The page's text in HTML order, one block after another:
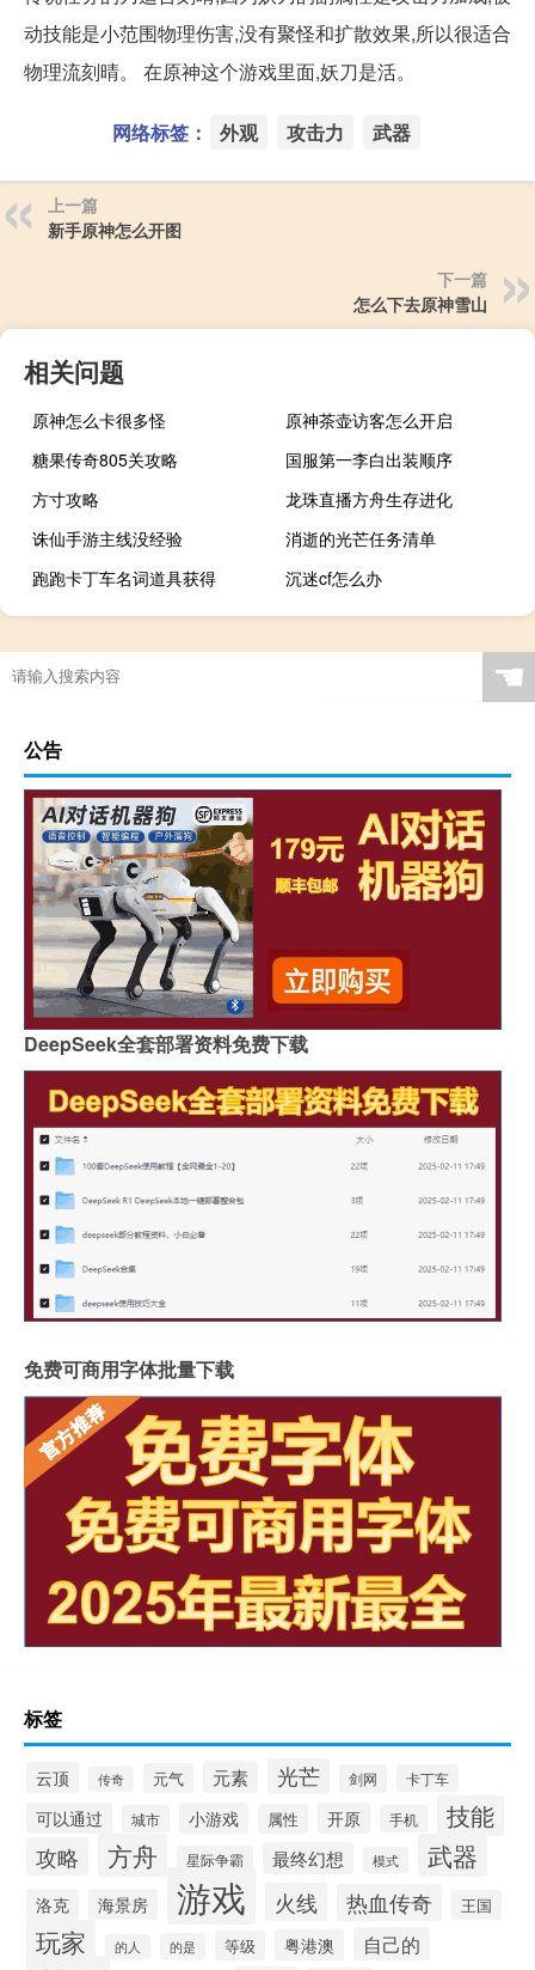
动技能是小范围物理伤害,没有聚怪和扩散效果,所以很适合
物理流刻晴。 在原神这个游戏里面,妖刀是活。
网络标签： 外观 攻击力 武器
上一篇
新手原神怎么开图
下一篇
怎么下去原神雪山
相关问题
原神怎么卡很多怪
原神茶壶访客怎么开启
糖果传奇805关攻略
国服第一李白出装顺序
方寸攻略
龙珠直播方舟生存进化
诛仙手游主线没经验
消逝的光芒任务清单
跑跑卡丁车名词道具获得
沉迷cf怎么办
☚
公告
DeepSeek全套部署资料免费下载
免费可商用字体批量下载
标签
云顶 传奇 元气 元素 光芒 剑网 卡丁车
可以通过 城市 小游戏 属性 开原 手机 技能
攻略 方舟 星际争霸 最终幻想 模式 武器
洛克 海景房 游戏 火线 热血传奇 王国
玩家 的人 的是 等级 粤港澳 自己的